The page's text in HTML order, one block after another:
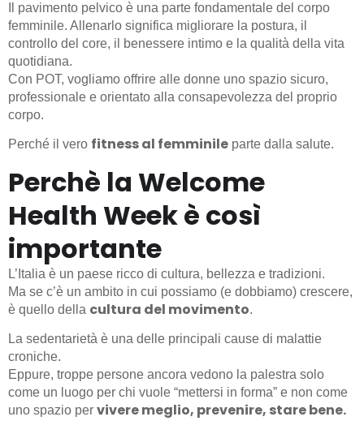
Il pavimento pelvico è una parte fondamentale del corpo
femminile. Allenarlo significa migliorare la postura, il
controllo del core, il benessere intimo e la qualità della vita
quotidiana.
Con POT, vogliamo offrire alle donne uno spazio sicuro,
professionale e orientato alla consapevolezza del proprio
corpo.
Perché il vero fitness al femminile parte dalla salute.
Perchè la Welcome
Health Week è così
importante
L’Italia è un paese ricco di cultura, bellezza e tradizioni.
Ma se c’è un ambito in cui possiamo (e dobbiamo) crescere,
è quello della cultura del movimento.
La sedentarietà è una delle principali cause di malattie
croniche.
Eppure, troppe persone ancora vedono la palestra solo
come un luogo per chi vuole “mettersi in forma” e non come
uno spazio per vivere meglio, prevenire, stare bene.